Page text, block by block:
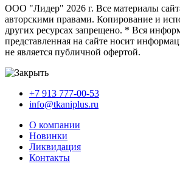
ООО "Лидер" 2026 г. Все материалы
авторскими правами. Копирование и
других ресурсах запрещено. * Вся
представленная на сайте носит
не является публичной офертой.
+7 913 777-00-53
info@tkaniplus.ru
О компании
Новинки
Ликвидация
Контакты